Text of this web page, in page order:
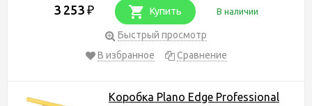
3 253 ₽ Купить В наличии
Быстрый просмотр
В избранное
Сравнение
Коробка Plano Edge Professional